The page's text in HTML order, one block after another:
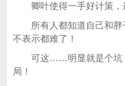
卿叶使得一手好计策，
所有人都知道自己和胖
不表示都难了！
可这……明显就是个坑，
局！